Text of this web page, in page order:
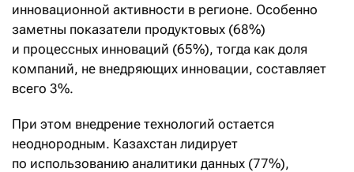
инновационной активности в регионе. Особенно
заметны показатели продуктовых (68%)
и процессных инноваций (65%), тогда как доля
компаний, не внедряющих инновации, составляет
всего 3%.
При этом внедрение технологий остается
неоднородным. Казахстан лидирует
по использованию аналитики данных (77%),